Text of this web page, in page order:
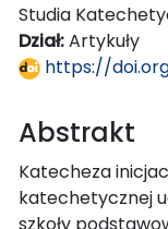
Studia
Dział:Artykuły
https://
Abstrakt
Katecheza
katechetycznej